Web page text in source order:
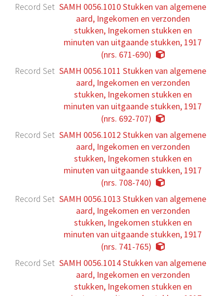
Record Set SAMH 0056.1010 Stukken van algemene
aard, Ingekomen en verzonden
stukken, Ingekomen stukken en
minuten van uitgaande stukken, 1917
(nrs. 671-690)
Record Set SAMH 0056.1011 Stukken van algemene
aard, Ingekomen en verzonden
stukken, Ingekomen stukken en
minuten van uitgaande stukken, 1917
(nrs. 692-707)
Record Set SAMH 0056.1012 Stukken van algemene
aard, Ingekomen en verzonden
stukken, Ingekomen stukken en
minuten van uitgaande stukken, 1917
(nrs. 708-740)
Record Set SAMH 0056.1013 Stukken van algemene
aard, Ingekomen en verzonden
stukken, Ingekomen stukken en
minuten van uitgaande stukken, 1917
(nrs. 741-765)
Record Set SAMH 0056.1014 Stukken van algemene
aard, Ingekomen en verzonden
stukken, Ingekomen stukken en